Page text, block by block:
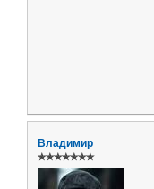
Владимир
✯✯✯✯✯✯✯